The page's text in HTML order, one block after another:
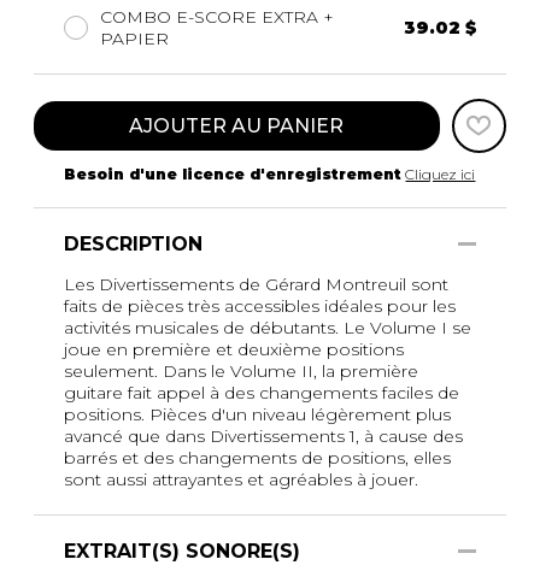
COMBO E-SCORE EXTRA +
PAPIER
39.02 $
AJOUTER AU PANIER
Besoin d'une licence d'enregistrement Cliquez ici
DESCRIPTION
Les Divertissements de Gérard Montreuil sont
faits de pièces très accessibles idéales pour les
activités musicales de débutants. Le Volume I se
joue en première et deuxième positions
seulement. Dans le Volume II, la première
guitare fait appel à des changements faciles de
positions. Pièces d'un niveau légèrement plus
avancé que dans Divertissements 1, à cause des
barrés et des changements de positions, elles
sont aussi attrayantes et agréables à jouer.
EXTRAIT(S) SONORE(S)